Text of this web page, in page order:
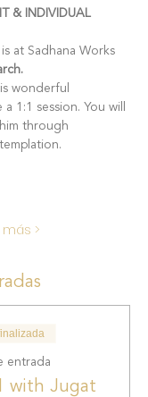
& INDIVIDUAL
at Sadhana Works
wonderful
1:1 session. You will
through
>
entrada
with Jugat